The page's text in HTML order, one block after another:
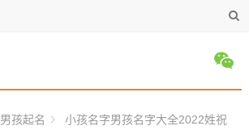
男孩起名 小孩名字男孩名字大全2022姓祝